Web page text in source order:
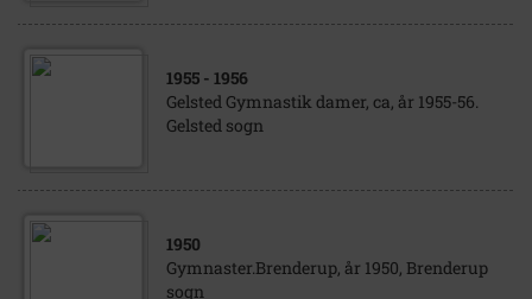
1955 - 1956
Gelsted Gymnastik damer, ca, år 1955-56.
Gelsted sogn
1950
Gymnaster.Brenderup, år 1950, Brenderup
sogn